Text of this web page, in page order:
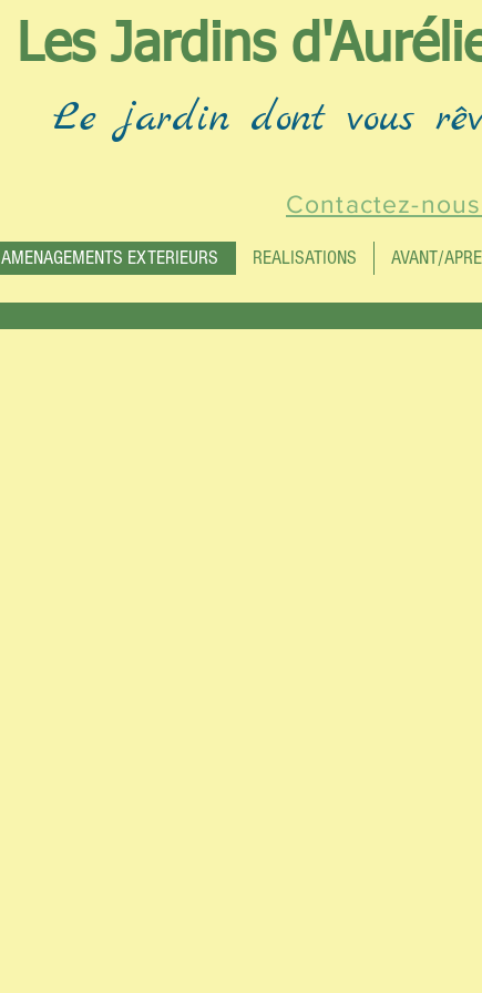
Les Jardins
Le jardin dont vous
Contactez-
AMENAGEMENTS EXTERIEURS REALISATIONS AVANT/